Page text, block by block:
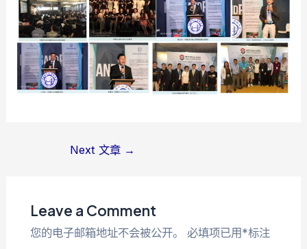
Next 文章 →
Leave a Comment
您的电子邮箱地址不会被公开。 必填项已用*标注